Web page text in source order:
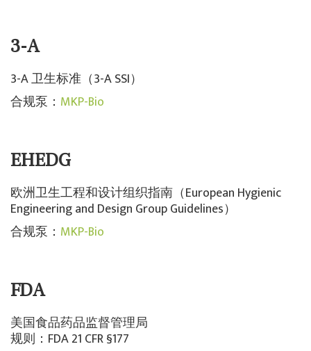
3-A
3-A 卫生标准（3-A SSI）
合规泵： MKP-Bio
EHEDG
欧洲卫生工程和设计组织指南（European Hygienic
Engineering and Design Group Guidelines）
合规泵： MKP-Bio
FDA
美国食品药品监督管理局
规则：FDA 21 CFR §177